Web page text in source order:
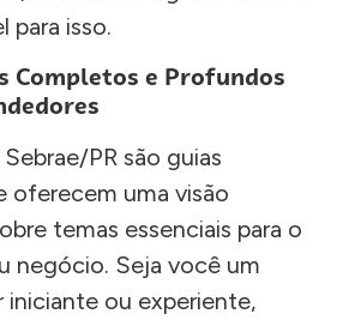
para isso.
Completos e Profundos
PR são guias
oferecem uma visão
temas essenciais para o
negócio. Seja você um
iniciante ou experiente,